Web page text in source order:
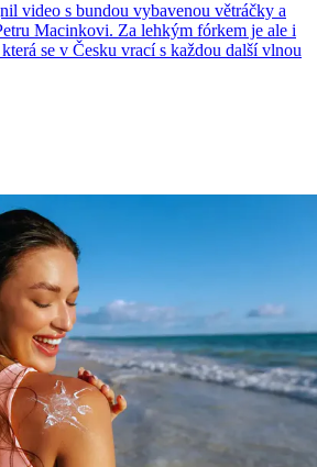
video s bundou vybavenou větráčky a
Macinkovi. Za lehkým fórkem je ale i
se v Česku vrací s každou další vlnou